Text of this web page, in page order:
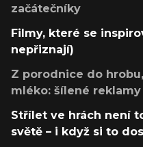
začátečníky
Filmy, které se
nepřiznají)
Z porodnice do
mléko: šílené
Střílet ve hrách není
světě – i když si to